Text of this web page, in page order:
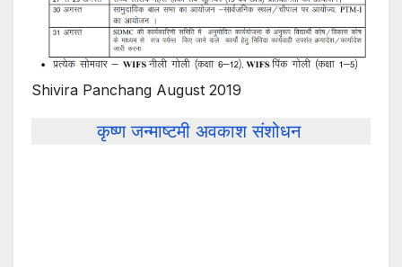
Shivira Panchang August 2019
कृष्ण जन्माष्टमी अवकाश संशोधन